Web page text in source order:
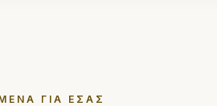
ΓΙΑ ΕΣΆΣ